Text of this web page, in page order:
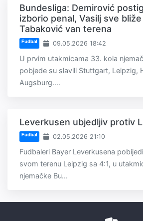
Bundesliga: Demirović
izborio penal, Vasilj sve bliže
Tabaković van terena
Fudbal 09.05.2026 18:42
U prvim utakmicama 33. kola
pobjede su slavili Stuttgart, Leipzig,
Augsburg....
Leverkusen ubjedljiv protiv
Fudbal 02.05.2026 21:10
Fudbaleri Bayer Leverkusena
svom terenu Leipzig sa 4:1, u
njemačke Bu...